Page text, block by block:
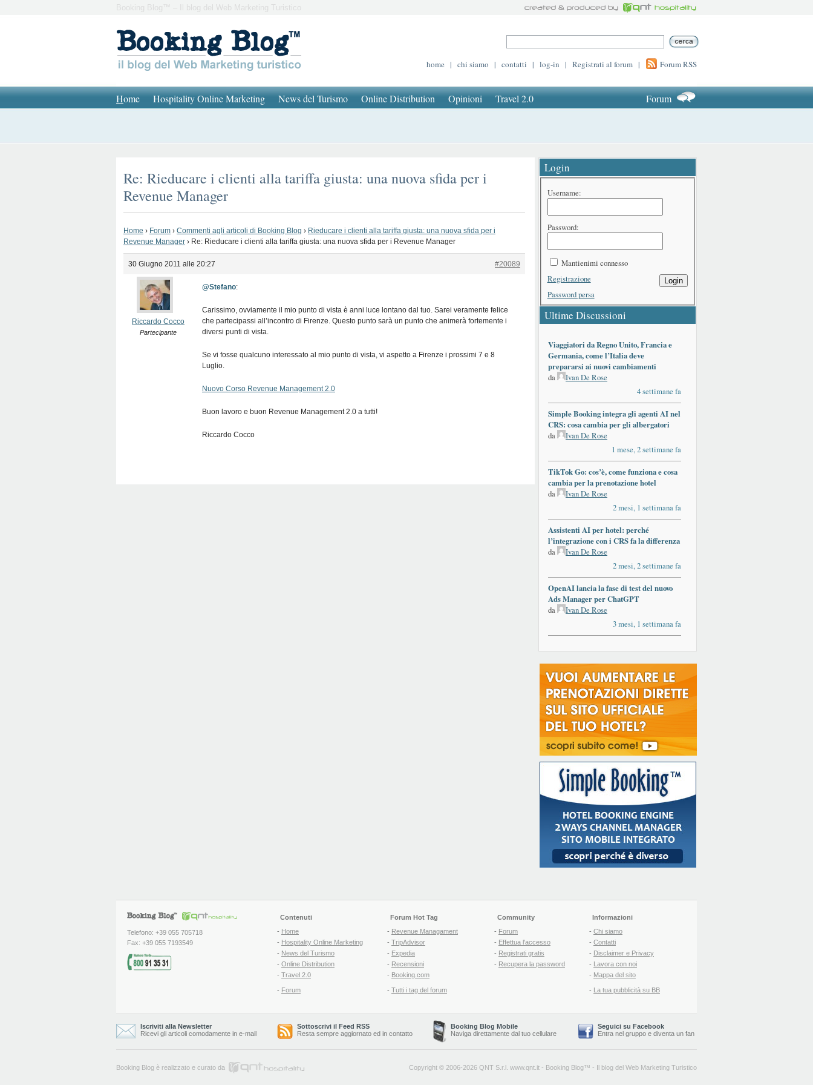
Booking Blog™ – Il blog del Web Marketing Turistico
home | chi siamo | contatti | log-in | Registrati al forum | Forum RSS
Home Hospitality Online Marketing News del Turismo Online Distribution Opinioni Travel 2.0 Forum
Re: Rieducare i clienti alla tariffa giusta: una nuova sfida per i
Revenue Manager
Home › Forum › Commenti agli articoli di Booking Blog › Rieducare i clienti alla tariffa giusta: una nuova sfida per i
Revenue Manager › Re: Rieducare i clienti alla tariffa giusta: una nuova sfida per i Revenue Manager
30 Giugno 2011 alle 20:27 #20089
Riccardo Cocco
Partecipante
@Stefano:
Carissimo, ovviamente il mio punto di vista è anni luce lontano dal tuo. Sarei veramente felice
che partecipassi all’incontro di Firenze. Questo punto sarà un punto che animerà fortemente i
diversi punti di vista.
Se vi fosse qualcuno interessato al mio punto di vista, vi aspetto a Firenze i prossimi 7 e 8
Luglio.
Nuovo Corso Revenue Management 2.0
Buon lavoro e buon Revenue Management 2.0 a tutti!
Riccardo Cocco
Login
Username:
Password:
Mantienimi connesso
Login
Registrazione
Password persa
Ultime Discussioni
Viaggiatori da Regno Unito, Francia e
Germania, come l’Italia deve
prepararsi ai nuovi cambiamenti
da
Ivan De Rose
4 settimane fa
Simple Booking integra gli agenti AI nel
CRS: cosa cambia per gli albergatori
da
Ivan De Rose
1 mese, 2 settimane fa
TikTok Go: cos’è, come funziona e cosa
cambia per la prenotazione hotel
da
Ivan De Rose
2 mesi, 1 settimana fa
Assistenti AI per hotel: perché
l’integrazione con i CRS fa la differenza
da
Ivan De Rose
2 mesi, 2 settimane fa
OpenAI lancia la fase di test del nuovo
Ads Manager per ChatGPT
da
Ivan De Rose
3 mesi, 1 settimana fa
Telefono: +39 055 705718
Fax: +39 055 7193549
Contenuti
- Home
- Hospitality Online Marketing
- News del Turismo
- Online Distribution
- Travel 2.0
- Forum
Forum Hot Tag
- Revenue Managament
- TripAdvisor
- Expedia
- Recensioni
- Booking.com
- Tutti i tag del forum
Community
- Forum
- Effettua l'accesso
- Registrati gratis
- Recupera la password
Informazioni
- Chi siamo
- Contatti
- Disclaimer e Privacy
- Lavora con noi
- Mappa del sito
- La tua pubblicità su BB
Iscriviti alla Newsletter
Ricevi gli articoli comodamente in e-mail
Sottoscrivi il Feed RSS
Resta sempre aggiornato ed in contatto
Booking Blog Mobile
Naviga direttamente dal tuo cellulare
Seguici su Facebook
Entra nel gruppo e diventa un fan
Booking Blog è realizzato e curato da Copyright © 2006-2026 QNT S.r.l. www.qnt.it - Booking Blog™ - Il blog del Web Marketing Turistico